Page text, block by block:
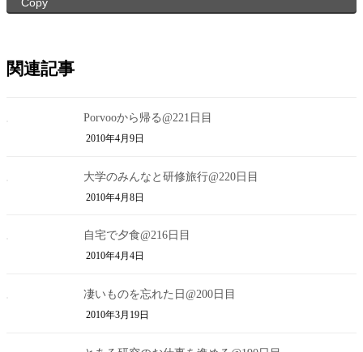
関連記事
Porvooから帰る@221日目
2010年4月9日
大学のみんなと研修旅行@220日目
2010年4月8日
自宅で夕食@216日目
2010年4月4日
凄いものを忘れた日@200日目
2010年3月19日